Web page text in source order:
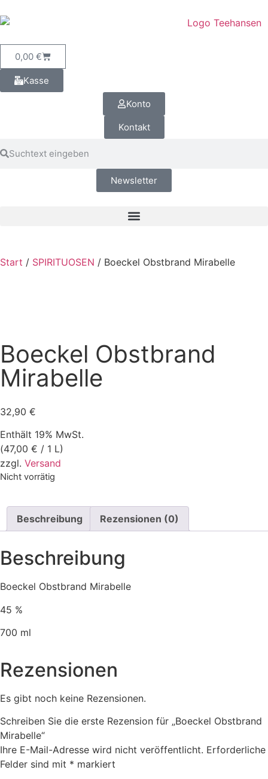
0,00 €
Kasse
Konto
Kontakt
Newsletter
Start / SPIRITUOSEN / Boeckel Obstbrand Mirabelle
Boeckel Obstbrand
Mirabelle
32,90 €
Enthält 19% MwSt.
(47,00 € / 1 L)
zzgl. Versand
Nicht vorrätig
Beschreibung Rezensionen (0)
Beschreibung
Boeckel Obstbrand Mirabelle
45 %
700 ml
Rezensionen
Es gibt noch keine Rezensionen.
Schreiben Sie die erste Rezension für „Boeckel Obstbrand
Mirabelle“
Ihre E-Mail-Adresse wird nicht veröffentlicht. Erforderliche
Felder sind mit * markiert